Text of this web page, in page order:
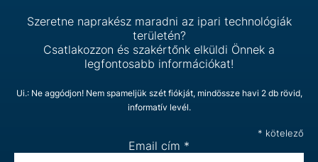
Szeretne naprakész maradni az ipari technológiák
területén?
Csatlakozzon és szakértőnk elküldi Önnek a
legfontosabb információkat!
Ui.: Ne aggódjon! Nem spameljük szét fiókját, mindössze havi 2 db rövid,
informatív levél.
* kötelező
Email cím *